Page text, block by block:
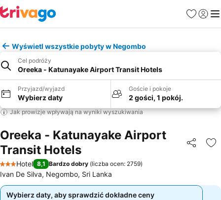
Ulubione
Wyświetl wszystkie pobyty w Negombo
Cel podróży
Oreeka - Katunayake Airport Transit Hotels
Przyjazd/wyjazd
Wybierz daty
Goście i pokoje
2 gości, 1 pokój.
Jak prowizje wpływają na wyniki wyszukiwania
Oreeka - Katunayake Airport
Transit Hotels
3 Kategoria
Hotel 8,1 Bardzo dobry (liczba ocen: 2759)
Ivan De Silva, Negombo, Sri Lanka
Wybierz daty, aby sprawdzić dokładne ceny
Wybierz daty, aby sprawdzić dokładne ceny